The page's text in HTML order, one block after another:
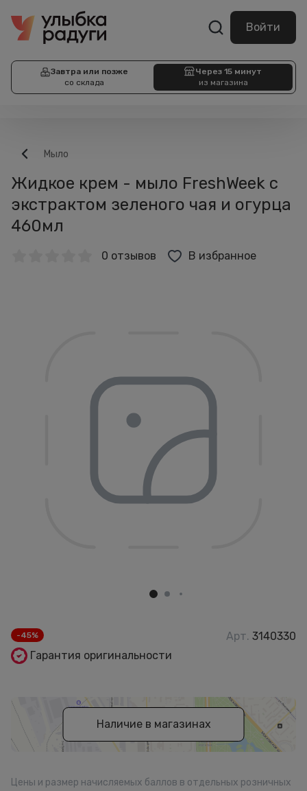
Войти
Завтра или позже
со склада
Через 15 минут
из магазина
Мыло
Жидкое крем - мыло FreshWeek с
экстрактом зеленого чая и огурца
460мл
0 отзывов В избранное
-45% Арт. 3140330
Гарантия оригинальности
Наличие в магазинах
Цены и размер начисляемых баллов в отдельных розничных